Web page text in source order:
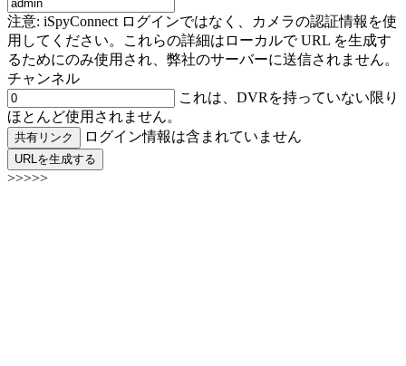
注意: iSpyConnect ログインではなく、カメラの認証情報を使
用してください。これらの詳細はローカルで URL を生成す
るためにのみ使用され、弊社のサーバーに送信されません。
チャンネル
これは、DVRを持っていない限り
ほとんど使用されません。
共有リンク ログイン情報は含まれていません
URLを生成する
>>>>>